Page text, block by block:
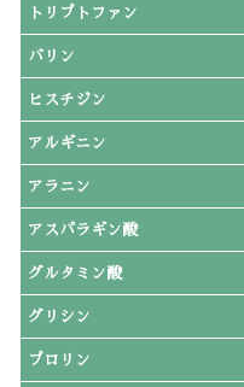
トリプトファン
バリン
ヒスチジン
アルギニン
アラニン
アスパラギン酸
グルタミン酸
グリシン
プロリン